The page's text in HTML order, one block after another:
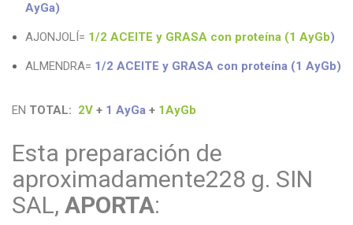
AyGa)
AJONJOLÍ= 1/2 ACEITE y GRASA con proteína (1 AyGb)
ALMENDRA= 1/2 ACEITE y GRASA con proteína (1 AyGb)
EN TOTAL: 2V + 1 AyGa + 1AyGb
Esta preparación de
aproximadamente228 g. SIN
SAL, APORTA: